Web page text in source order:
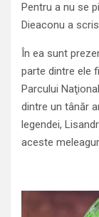
Pentru a nu se
Dieaconu a
În ea sunt
parte dintre ele
Parcului
dintre un tânăr
legendei,
aceste